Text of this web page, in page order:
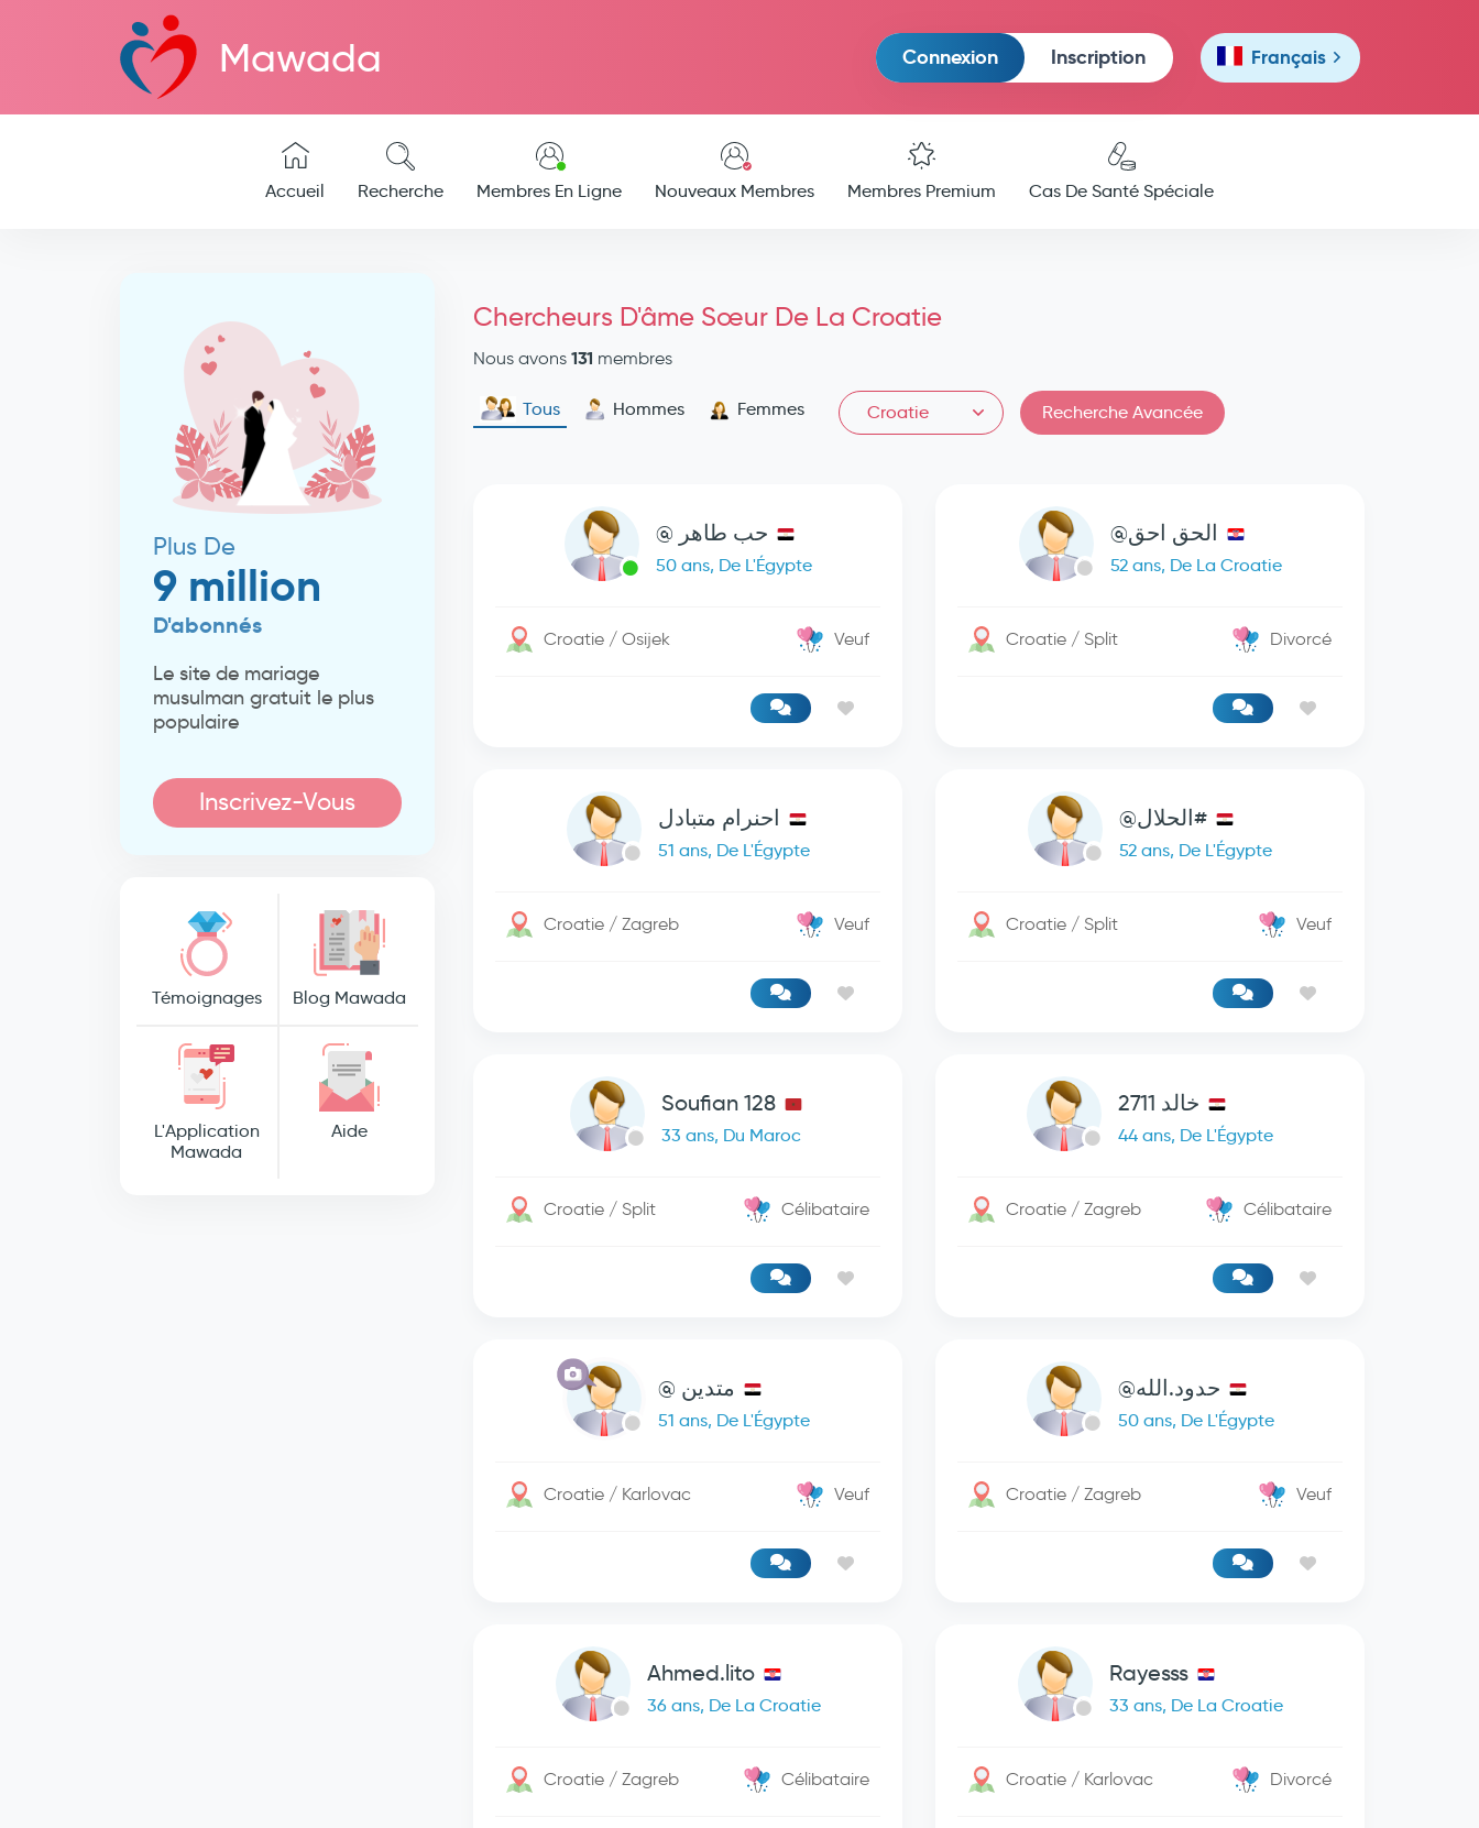
Mawada Connexion Inscription Français
Accueil Recherche Membres En Ligne Nouveaux Membres Membres Premium Cas De Santé Spéciale
Plus De
9 million
D'abonnés
Le site de mariage
musulman gratuit le plus
populaire
Inscrivez-Vous
Témoignages Blog Mawada
L'Application
Mawada
Aide
Chercheurs D'âme Sœur De La Croatie
Nous avons131 membres
Tous Hommes Femmes Croatie Recherche Avancée
حب طاهر @
50 ans, De L'Égypte
Croatie / Osijek Veuf
الحق احق@
52 ans, De La Croatie
Croatie / Split Divorcé
احنرام متبادل
51 ans, De L'Égypte
Croatie / Zagreb Veuf
#الحلال@
52 ans, De L'Égypte
Croatie / Split Veuf
Soufian 128
33 ans, Du Maroc
Croatie / Split Célibataire
خالد 2711
44 ans, De L'Égypte
Croatie / Zagreb Célibataire
متدين @
51 ans, De L'Égypte
Croatie / Karlovac Veuf
حدود.الله@
50 ans, De L'Égypte
Croatie / Zagreb Veuf
Ahmed.lito
36 ans, De La Croatie
Croatie / Zagreb Célibataire
Rayesss
33 ans, De La Croatie
Croatie / Karlovac Divorcé